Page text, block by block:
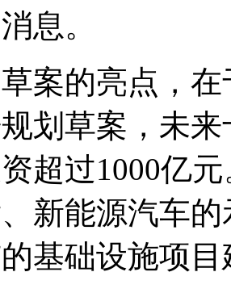
息。
案的亮点，
划草案，未
超过1000亿
新能源汽车
基础设施项目